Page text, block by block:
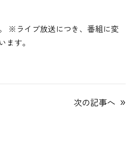
※ライブ放送につき、番組に変
ます。
次の記事へ »